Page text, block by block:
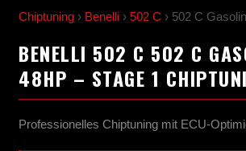
Chiptuning › Benelli › 502 C › 502 C
BENELLI 502 C 502 C
48HP – STAGE 1
Professionelles Chiptuning mit ECU-